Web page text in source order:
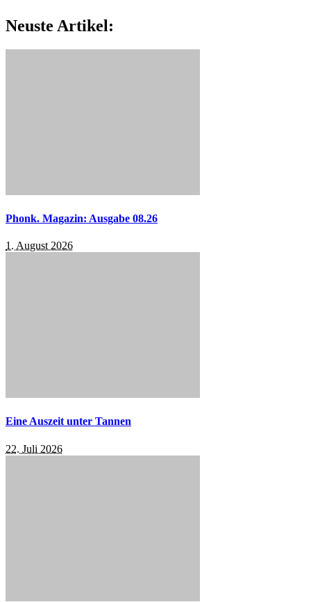
Neuste Artikel:
Phonk. Magazin: Ausgabe 08.26
1. August 2026
Eine Auszeit unter Tannen
22. Juli 2026